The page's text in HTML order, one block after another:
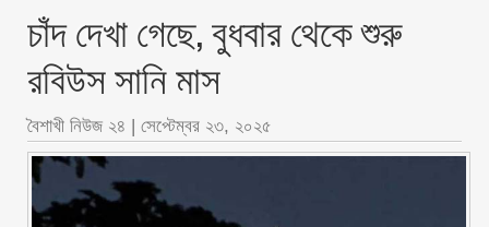
চাঁদ দেখা গেছে, বুধবার থেকে শুরু
রবিউস সানি মাস
বৈশাখী নিউজ ২৪ | সেপ্টেম্বর ২৩, ২০২৫